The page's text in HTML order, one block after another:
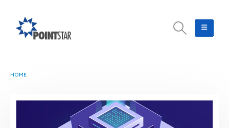
HOME